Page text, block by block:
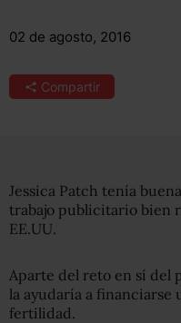
02 de agosto, 2016
Compartir
Jessica Patch tenía
trabajo publicitario bien
EE.UU.
Aparte del reto en sí del
la ayudaría a financiarse
fertilidad.